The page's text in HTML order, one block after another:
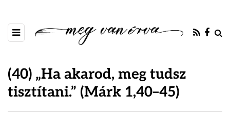
(40) „Ha akarod, meg tudsz
tisztítani.” (Márk 1,40–45)